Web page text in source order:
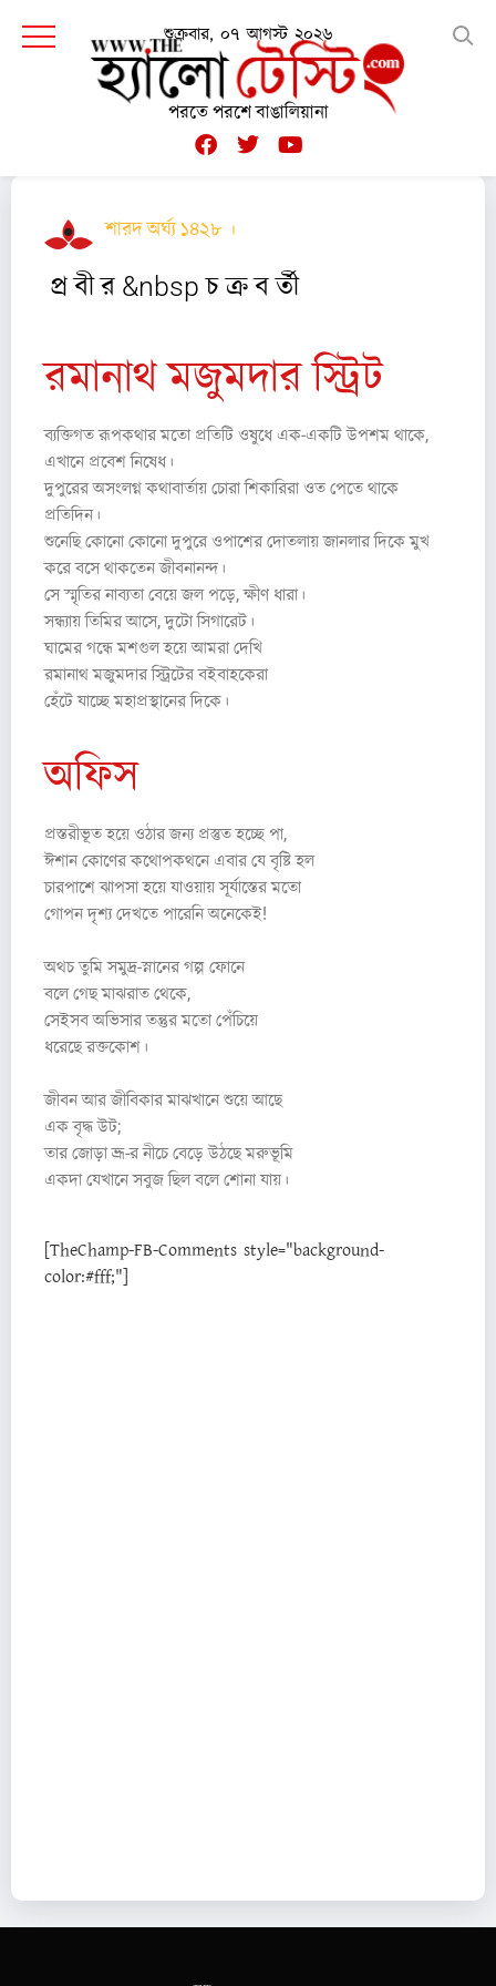
শুক্রবার, ০৭ আগস্ট ২০২৬
পরতে পরশে বাঙালিয়ানা
শারদ অর্ঘ্য ১৪২৮ ।
প্র বী র &nbsp চ ক্র ব র্তী
রমানাথ মজুমদার স্ট্রিট
ব্যক্তিগত রূপকথার মতো প্রতিটি ওষুধে এক-একটি উপশম থাকে,
এখানে প্রবেশ নিষেধ।
দুপুরের অসংলগ্ন কথাবার্তায় চোরা শিকারিরা ওত পেতে থাকে
প্রতিদিন।
শুনেছি কোনো কোনো দুপুরে ওপাশের দোতলায় জানলার দিকে মুখ
করে বসে থাকতেন জীবনানন্দ।
সে স্মৃতির নাব্যতা বেয়ে জল পড়ে, ক্ষীণ ধারা।
সন্ধ্যায় তিমির আসে, দুটো সিগারেট।
ঘামের গন্ধে মশগুল হয়ে আমরা দেখি
রমানাথ মজুমদার স্ট্রিটের বইবাহকেরা
হেঁটে যাচ্ছে মহাপ্রস্থানের দিকে।
অফিস
প্রস্তরীভূত হয়ে ওঠার জন্য প্রস্তুত হচ্ছে পা,
ঈশান কোণের কথোপকথনে এবার যে বৃষ্টি হল
চারপাশে ঝাপসা হয়ে যাওয়ায় সূর্যাস্তের মতো
গোপন দৃশ্য দেখতে পারেনি অনেকেই!
অথচ তুমি সমুদ্র-স্নানের গল্প ফোনে
বলে গেছ মাঝরাত থেকে,
সেইসব অভিসার তন্তুর মতো পেঁচিয়ে
ধরেছে রক্তকোশ।
জীবন আর জীবিকার মাঝখানে শুয়ে আছে
এক বৃদ্ধ উট;
তার জোড়া ভ্রূ-র নীচে বেড়ে উঠছে মরুভূমি
একদা যেখানে সবুজ ছিল বলে শোনা যায়।
[TheChamp-FB-Comments style="background-
color:#fff;"]